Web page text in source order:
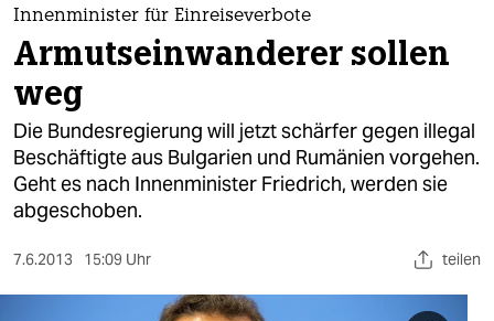
themen
politik
öko
gesellschaft
kultur
sport
Innenminister für Einreiseverbote
Armutseinwanderer sollen
weg
Die Bundesregierung will jetzt schärfer gegen illegal
Beschäftigte aus Bulgarien und Rumänien vorgehen.
Geht es nach Innenminister Friedrich, werden sie
abgeschoben.
7.6.2013 15:09 Uhr teilen